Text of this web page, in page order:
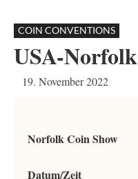
COIN CONVENTIONS
USA-Norfolk
19. November 2022
Norfolk Coin Show
Datum/Zeit